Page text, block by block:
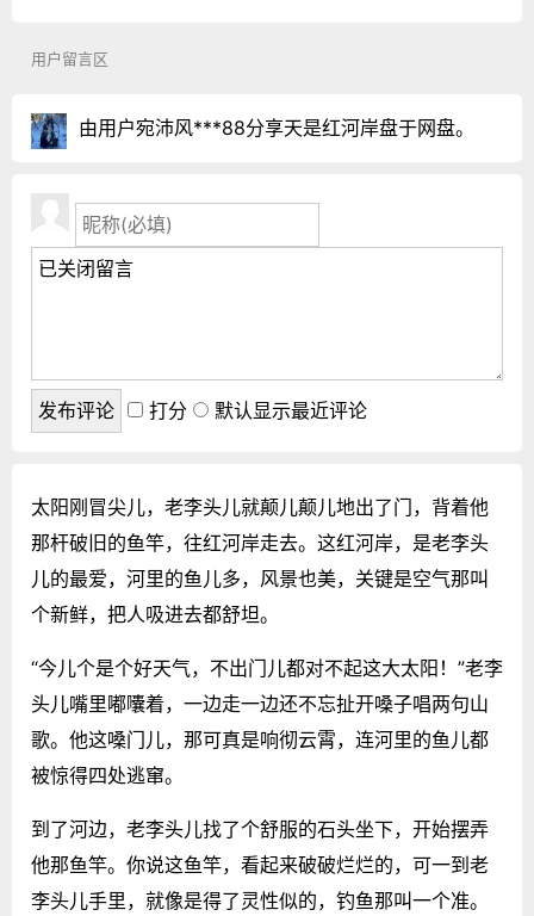
用户留言区
由用户宛沛风***88分享天是红河岸盘于网盘。
打分 默认显示最近评论
太阳刚冒尖儿，老李头儿就颠儿颠儿地出了门，背着他
那杆破旧的鱼竿，往红河岸走去。这红河岸，是老李头
儿的最爱，河里的鱼儿多，风景也美，关键是空气那叫
个新鲜，把人吸进去都舒坦。
“今儿个是个好天气，不出门儿都对不起这大太阳！”老李
头儿嘴里嘟囔着，一边走一边还不忘扯开嗓子唱两句山
歌。他这嗓门儿，那可真是响彻云霄，连河里的鱼儿都
被惊得四处逃窜。
到了河边，老李头儿找了个舒服的石头坐下，开始摆弄
他那鱼竿。你说这鱼竿，看起来破破烂烂的，可一到老
李头儿手里，就像是得了灵性似的，钓鱼那叫一个准。